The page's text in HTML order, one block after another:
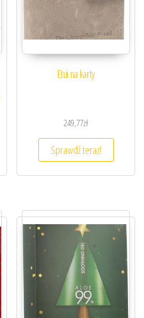
Etui na karty
249,77zł
Sprawdź teraz!